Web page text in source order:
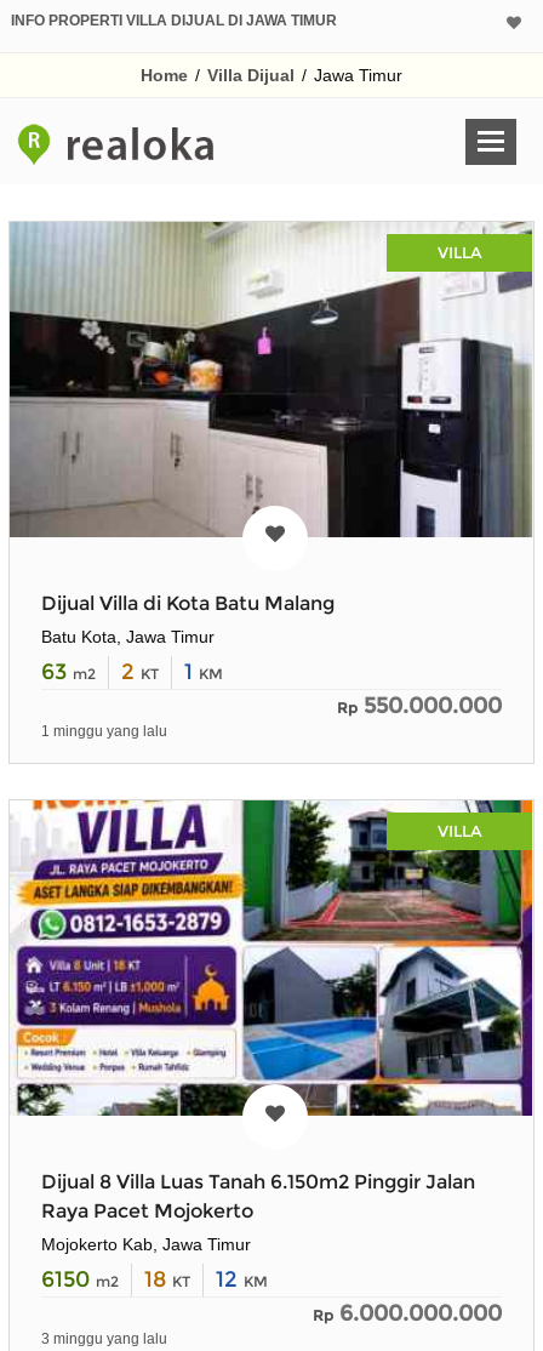
INFO PROPERTI VILLA DIJUAL DI JAWA TIMUR
Home / Villa Dijual / Jawa Timur
VILLA
Dijual Villa di Kota Batu Malang
Batu Kota, Jawa Timur
63 m2 2 KT 1 KM
Rp 550.000.000
1 minggu yang lalu
VILLA
Dijual 8 Villa Luas Tanah 6.150m2 Pinggir Jalan
Raya Pacet Mojokerto
Mojokerto Kab, Jawa Timur
6150 m2 18 KT 12 KM
Rp 6.000.000.000
3 minggu yang lalu